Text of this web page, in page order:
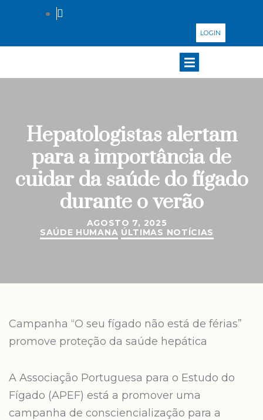
LOGIN
Hepatologistas alertam
para a importância de
cuidar da saúde do fígado
durante o verão
AGOSTO 7, 2025
SAÚDE HUMANA ÚLTIMAS NOTÍCIAS
Campanha “O seu fígado não está de férias”
promove proteção da saúde hepática
A Associação Portuguesa para o Estudo do
Fígado (APEF) está a promover uma
campanha de consciencialização para a